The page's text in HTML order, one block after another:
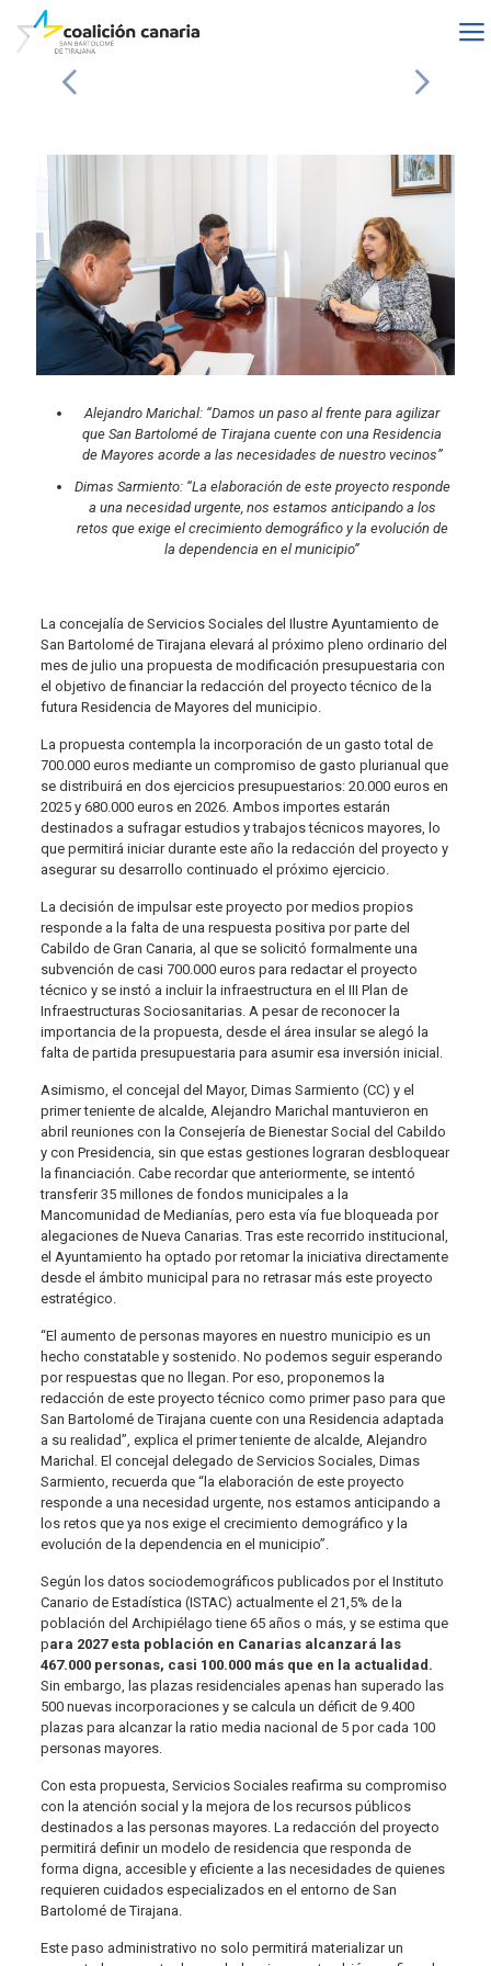
Alejandro Marichal: “Damos un paso al frente para agilizar
que San Bartolomé de Tirajana cuente con una Residencia
de Mayores acorde a las necesidades de nuestro vecinos”
Dimas Sarmiento: “La elaboración de este proyecto responde
a una necesidad urgente, nos estamos anticipando a los
retos que exige el crecimiento demográfico y la evolución de
la dependencia en el municipio”
La concejalía de Servicios Sociales del Ilustre Ayuntamiento de
San Bartolomé de Tirajana elevará al próximo pleno ordinario del
mes de julio una propuesta de modificación presupuestaria con
el objetivo de financiar la redacción del proyecto técnico de la
futura Residencia de Mayores del municipio.
La propuesta contempla la incorporación de un gasto total de
700.000 euros mediante un compromiso de gasto plurianual que
se distribuirá en dos ejercicios presupuestarios: 20.000 euros en
2025 y 680.000 euros en 2026. Ambos importes estarán
destinados a sufragar estudios y trabajos técnicos mayores, lo
que permitirá iniciar durante este año la redacción del proyecto y
asegurar su desarrollo continuado el próximo ejercicio.
La decisión de impulsar este proyecto por medios propios
responde a la falta de una respuesta positiva por parte del
Cabildo de Gran Canaria, al que se solicitó formalmente una
subvención de casi 700.000 euros para redactar el proyecto
técnico y se instó a incluir la infraestructura en el III Plan de
Infraestructuras Sociosanitarias. A pesar de reconocer la
importancia de la propuesta, desde el área insular se alegó la
falta de partida presupuestaria para asumir esa inversión inicial.
Asimismo, el concejal del Mayor, Dimas Sarmiento (CC) y el
primer teniente de alcalde, Alejandro Marichal mantuvieron en
abril reuniones con la Consejería de Bienestar Social del Cabildo
y con Presidencia, sin que estas gestiones lograran desbloquear
la financiación. Cabe recordar que anteriormente, se intentó
transferir 35 millones de fondos municipales a la
Mancomunidad de Medianías, pero esta vía fue bloqueada por
alegaciones de Nueva Canarias. Tras este recorrido institucional,
el Ayuntamiento ha optado por retomar la iniciativa directamente
desde el ámbito municipal para no retrasar más este proyecto
estratégico.
“El aumento de personas mayores en nuestro municipio es un
hecho constatable y sostenido. No podemos seguir esperando
por respuestas que no llegan. Por eso, proponemos la
redacción de este proyecto técnico como primer paso para que
San Bartolomé de Tirajana cuente con una Residencia adaptada
a su realidad”, explica el primer teniente de alcalde, Alejandro
Marichal. El concejal delegado de Servicios Sociales, Dimas
Sarmiento, recuerda que “la elaboración de este proyecto
responde a una necesidad urgente, nos estamos anticipando a
los retos que ya nos exige el crecimiento demográfico y la
evolución de la dependencia en el municipio”.
Según los datos sociodemográficos publicados por el Instituto
Canario de Estadística (ISTAC) actualmente el 21,5% de la
población del Archipiélago tiene 65 años o más, y se estima que
para 2027 esta población en Canarias alcanzará las
467.000 personas, casi 100.000 más que en la actualidad.
Sin embargo, las plazas residenciales apenas han superado las
500 nuevas incorporaciones y se calcula un déficit de 9.400
plazas para alcanzar la ratio media nacional de 5 por cada 100
personas mayores.
Con esta propuesta, Servicios Sociales reafirma su compromiso
con la atención social y la mejora de los recursos públicos
destinados a las personas mayores. La redacción del proyecto
permitirá definir un modelo de residencia que responda de
forma digna, accesible y eficiente a las necesidades de quienes
requieren cuidados especializados en el entorno de San
Bartolomé de Tirajana.
Este paso administrativo no solo permitirá materializar un